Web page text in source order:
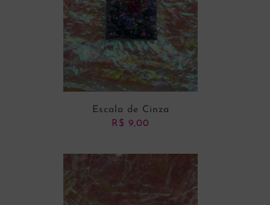
ADICIONAR AO CARRINHO
Escala de Cinza
R$ 9,00